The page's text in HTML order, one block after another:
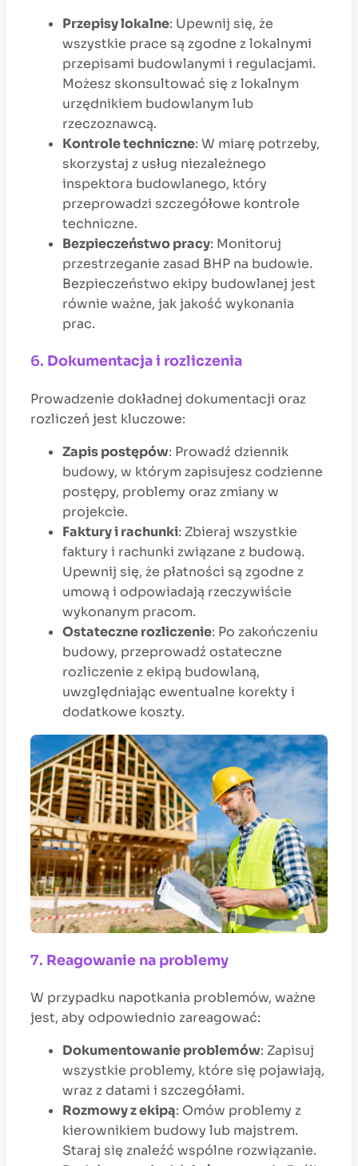
Przepisy lokalne: Upewnij się, że
wszystkie prace są zgodne z lokalnymi
przepisami budowlanymi i regulacjami.
Możesz skonsultować się z lokalnym
urzędnikiem budowlanym lub
rzeczoznawcą.
Kontrole techniczne: W miarę potrzeby,
skorzystaj z usług niezależnego
inspektora budowlanego, który
przeprowadzi szczegółowe kontrole
techniczne.
Bezpieczeństwo pracy: Monitoruj
przestrzeganie zasad BHP na budowie.
Bezpieczeństwo ekipy budowlanej jest
równie ważne, jak jakość wykonania
prac.
6. Dokumentacja i rozliczenia
Prowadzenie dokładnej dokumentacji oraz
rozliczeń jest kluczowe:
Zapis postępów: Prowadź dziennik
budowy, w którym zapisujesz codzienne
postępy, problemy oraz zmiany w
projekcie.
Faktury i rachunki: Zbieraj wszystkie
faktury i rachunki związane z budową.
Upewnij się, że płatności są zgodne z
umową i odpowiadają rzeczywiście
wykonanym pracom.
Ostateczne rozliczenie: Po zakończeniu
budowy, przeprowadź ostateczne
rozliczenie z ekipą budowlaną,
uwzględniając ewentualne korekty i
dodatkowe koszty.
7. Reagowanie na problemy
W przypadku napotkania problemów, ważne
jest, aby odpowiednio zareagować:
Dokumentowanie problemów: Zapisuj
wszystkie problemy, które się pojawiają,
wraz z datami i szczegółami.
Rozmowy z ekipą: Omów problemy z
kierownikiem budowy lub majstrem.
Staraj się znaleźć wspólne rozwiązanie.